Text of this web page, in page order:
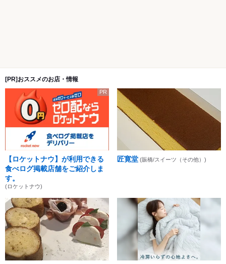
[PR]おススメのお店・情報
PR
【ロケットナウ】が利用できる
食べログ掲載店舗をご紹介しま
す。
(ロケットナウ)
匠寛堂 (賑橋/スイーツ（その他）)